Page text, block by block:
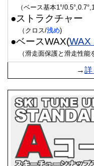
（ベース基本1°/
●ストラクチャー
（クロス/浅め)
●ベースWAX(WAX
（滑走面保護と滑走性能
→詳